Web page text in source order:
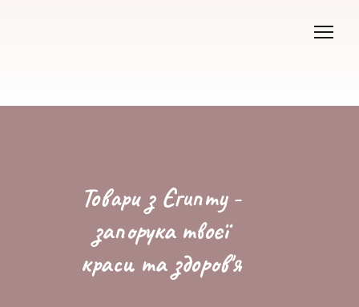
Товари з Єгипту -
запорука твоєї
краси та здоров'я